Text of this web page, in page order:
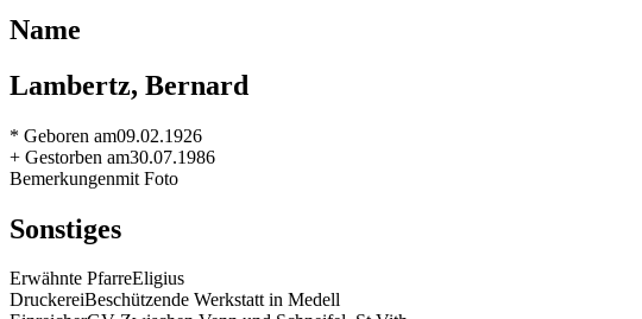
Name
Lambertz, Bernard
* Geboren am09.02.1926
+ Gestorben am30.07.1986
Bemerkungenmit Foto
Sonstiges
Erwähnte PfarreEligius
DruckereiBeschützende Werkstatt in Medell